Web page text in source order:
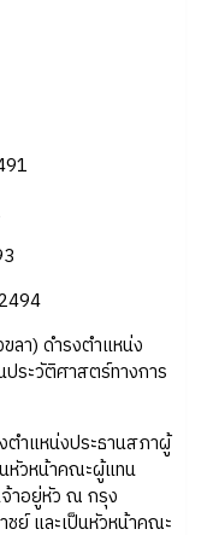
ลา) ดำรงตำแหน่ง
ประวัติศาสตร์ทางการ
ำแหน่งประธานสภาผู้
หัวหน้าคณะผู้แทน
จ้าอยู่หัว ณ กรุง
ย์ และเป็นหัวหน้าคณะ